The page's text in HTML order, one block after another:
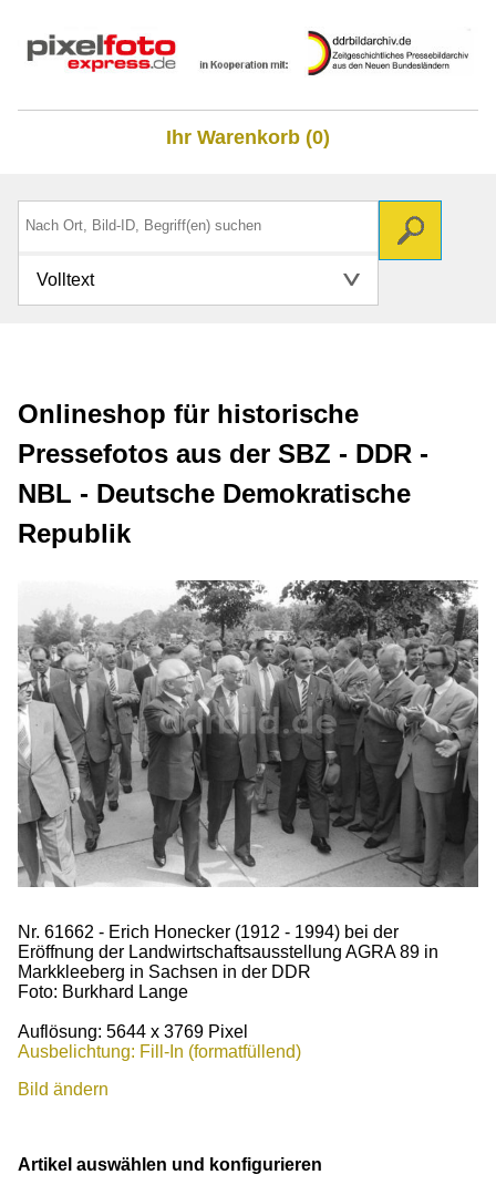
Ihr Warenkorb (0)
Volltext
Onlineshop für historische
Pressefotos aus der SBZ - DDR -
NBL - Deutsche Demokratische
Republik
Nr. 61662 - Erich Honecker (1912 - 1994) bei der
Eröffnung der Landwirtschaftsausstellung AGRA 89 in
Markkleeberg in Sachsen in der DDR
Foto: Burkhard Lange
Auflösung: 5644 x 3769 Pixel
Ausbelichtung: Fill-In (formatfüllend)
Bild ändern
Artikel auswählen und konfigurieren